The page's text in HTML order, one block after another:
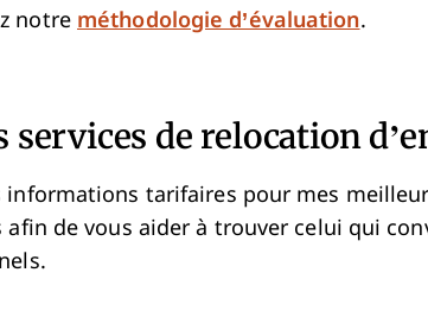
notre méthodologie d’évaluation.
de relocation
informations tarifaires pour mes
afin de vous aider à trouver celui qui